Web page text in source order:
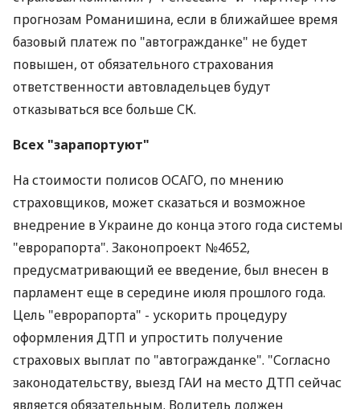
прогнозам Романишина, если в ближайшее время
базовый платеж по "автогражданке" не будет
повышен, от обязательного страхования
ответственности автовладельцев будут
отказываться все больше СК.
Всех "зарапортуют"
На стоимости полисов ОСАГО, по мнению
страховщиков, может сказаться и возможное
внедрение в Украине до конца этого года системы
"еврорапорта". Законопроект №4652,
предусматривающий ее введение, был внесен в
парламент еще в середине июля прошлого года.
Цель "еврорапорта" - ускорить процедуру
оформления ДТП и упростить получение
страховых выплат по "автогражданке". "Согласно
законодательству, выезд ГАИ на место ДТП сейчас
является обязательным. Водитель должен